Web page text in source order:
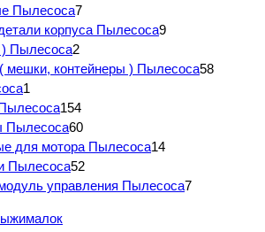
Пылесоса7
корпуса Пылесоса9
Пылесоса2
мешки, контейнеры ) Пылесоса58
1
154
Пылесоса60
для мотора Пылесоса14
Пылесоса52
управления Пылесоса7